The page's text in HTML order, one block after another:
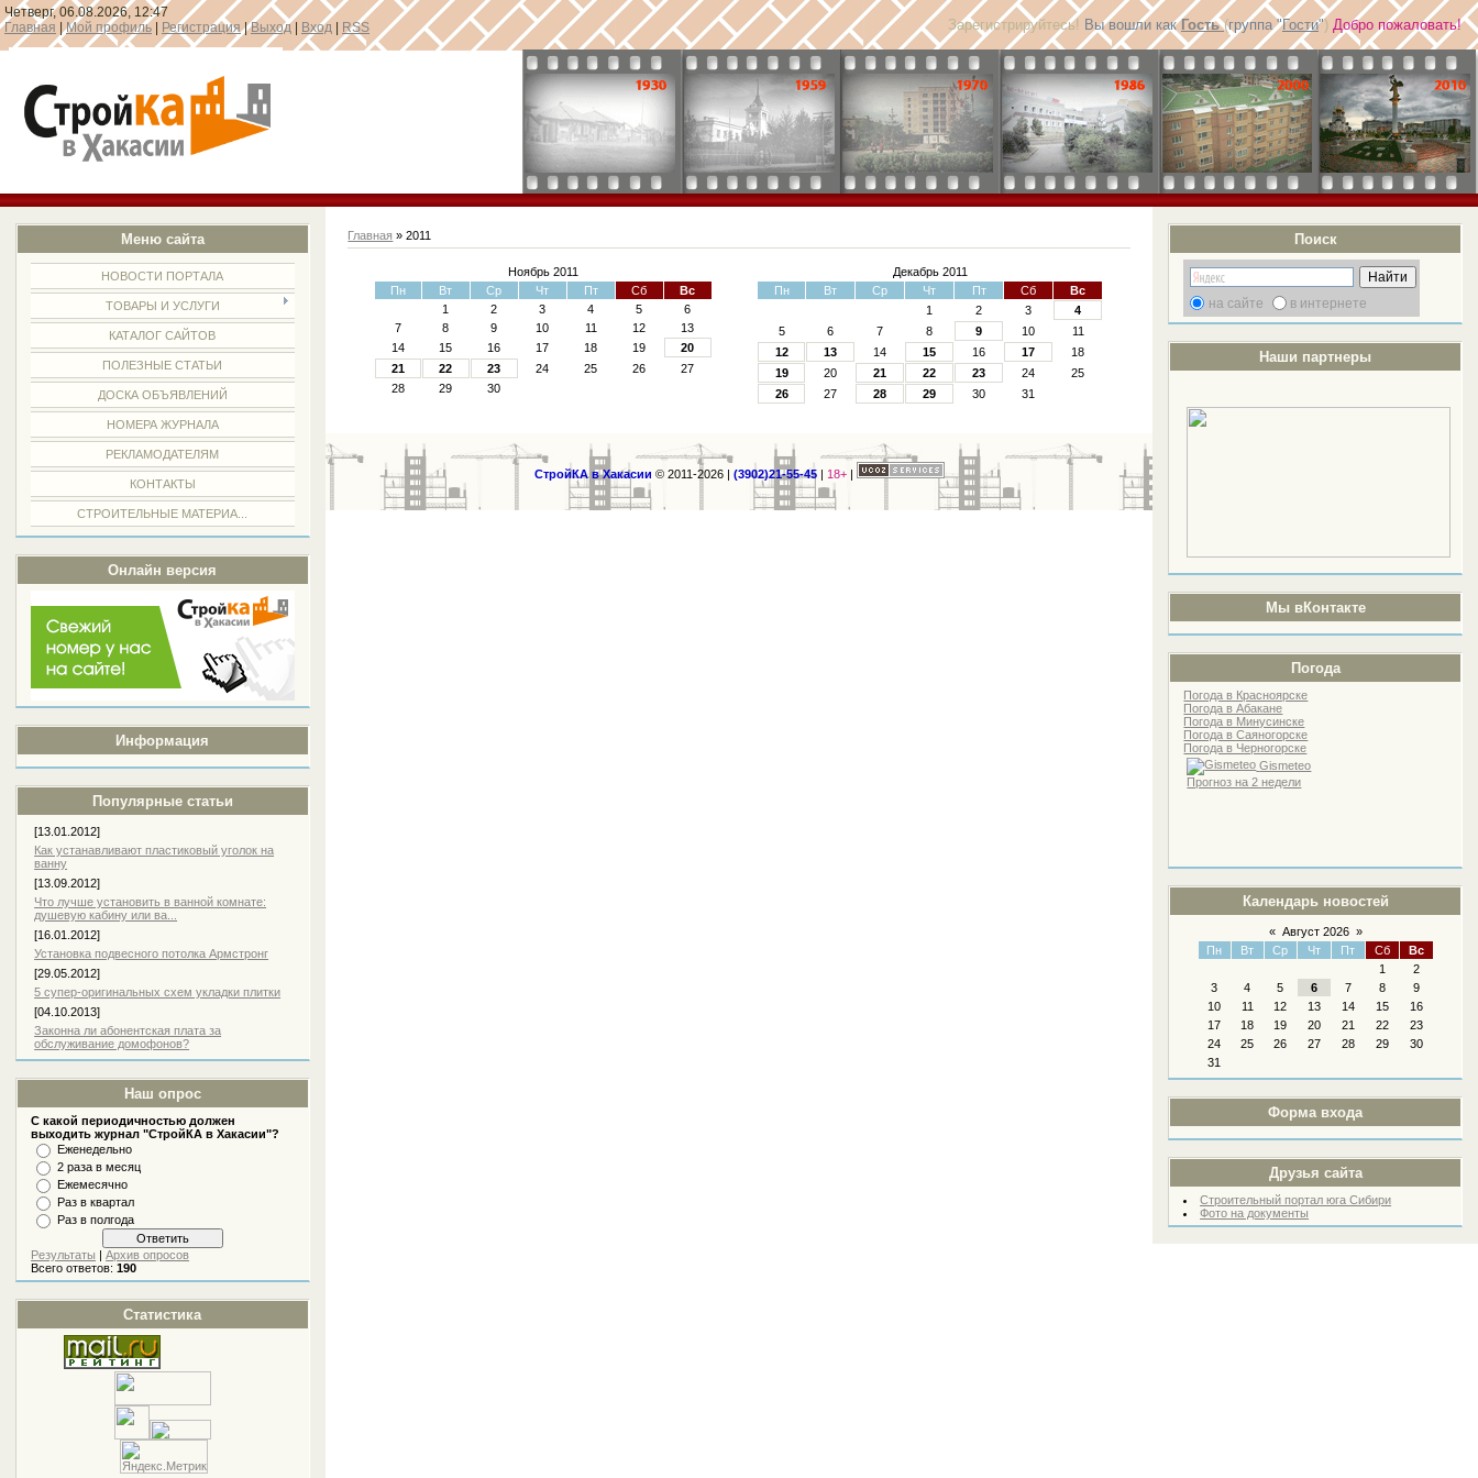
Зарегистрируйтесь! Вы вошли как Гость(группа "Гости") Добро пожаловать!
Четверг, 06.08.2026, 12:47
Главная |Мой профиль Регистрация|Выход Вход RSS
Меню сайта
НОВОСТИ ПОРТАЛА
ТОВАРЫ И УСЛУГИ
КАТАЛОГ САЙТОВ
ПОЛЕЗНЫЕ СТАТЬИ
ДОСКА ОБЪЯВЛЕНИЙ
НОМЕРА ЖУРНАЛА
РЕКЛАМОДАТЕЛЯМ
КОНТАКТЫ
СТРОИТЕЛЬНЫЕ МАТЕРИА...
Онлайн версия
Информация
Популярные статьи
[13.01.2012]
Как устанавливают пластиковый уголок на
ванну
[13.09.2012]
Что лучше установить в ванной комнате:
душевую кабину или ва...
[16.01.2012]
Установка подвесного потолка Армстронг
[29.05.2012]
5 супер-оригинальных схем укладки плитки
[04.10.2013]
Законна ли абонентская плата за
обслуживание домофонов?
Наш опрос
С какой периодичностью должен
выходить журнал "СтройКА в Хакасии"?
Еженедельно
2 раза в месяц
Ежемесячно
Раз в квартал
Раз в полгода
Результаты |Архив опросов
Всего ответов:190
Статистика
Поиск
на сайте в интернете
Наши партнеры
Мы вКонтакте
Погода
Погода в Красноярске
Погода в Абакане
Погода в Минусинске
Погода в Саяногорске
Погода в Черногорске
Gismeteo
Прогноз на 2 недели
Календарь новостей
« Август 2026 »
Пн
Вт Ср Чт Пт Сб
Вс
1
2
3
4 5 6 7 8
9
10
11 12 13 14 15
16
17
18 19 20 21 22
23
24
25 26 27 28 29
30
31
Форма входа
Друзья сайта
Строительный портал юга Сибири
Фото на документы
Главная »2011
Ноябрь 2011
Пн
Вт Ср Чт Пт Сб
Вс
1
2 3 4 5
6
7
8 9 10 11 12
13
14
15 16 17 18 19
20
21
22 23 24 25 26
27
28
29 30
Декабрь 2011
Пн
Вт Ср Чт Пт Сб
Вс
1
2 3
4
5
6 7 8 9 10
11
12
13 14 15 16 17
18
19
20 21 22 23 24
25
26
27 28 29 30 31
СтройКА в Хакасии © 2011-2026| (3902)21-55-45| 18+|